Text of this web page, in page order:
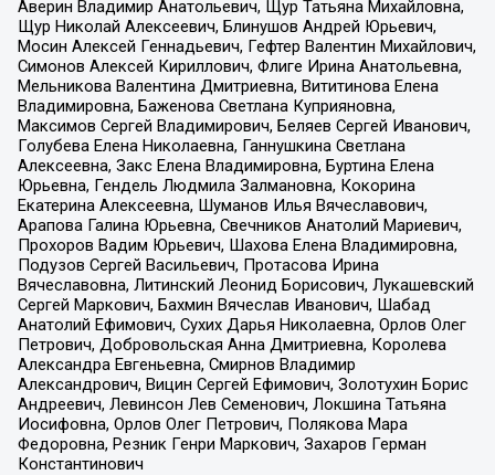
Аверин Владимир Анатольевич, Щур Татьяна Михайловна,
Щур Николай Алексеевич, Блинушов Андрей Юрьевич,
Мосин Алексей Геннадьевич, Гефтер Валентин Михайлович,
Симонов Алексей Кириллович, Флиге Ирина Анатольевна,
Мельникова Валентина Дмитриевна, Вититинова Елена
Владимировна, Баженова Светлана Куприяновна,
Максимов Сергей Владимирович, Беляев Сергей Иванович,
Голубева Елена Николаевна, Ганнушкина Светлана
Алексеевна, Закс Елена Владимировна, Буртина Елена
Юрьевна, Гендель Людмила Залмановна, Кокорина
Екатерина Алексеевна, Шуманов Илья Вячеславович,
Арапова Галина Юрьевна, Свечников Анатолий Мариевич,
Прохоров Вадим Юрьевич, Шахова Елена Владимировна,
Подузов Сергей Васильевич, Протасова Ирина
Вячеславовна, Литинский Леонид Борисович, Лукашевский
Сергей Маркович, Бахмин Вячеслав Иванович, Шабад
Анатолий Ефимович, Сухих Дарья Николаевна, Орлов Олег
Петрович, Добровольская Анна Дмитриевна, Королева
Александра Евгеньевна, Смирнов Владимир
Александрович, Вицин Сергей Ефимович, Золотухин Борис
Андреевич, Левинсон Лев Семенович, Локшина Татьяна
Иосифовна, Орлов Олег Петрович, Полякова Мара
Федоровна, Резник Генри Маркович, Захаров Герман
Константинович